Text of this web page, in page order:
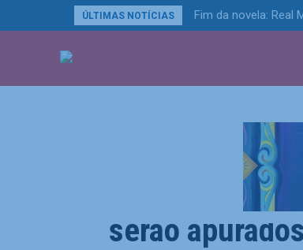
ÚLTIMAS NOTÍCIAS Fim da novela: Real
Eventuais
serão